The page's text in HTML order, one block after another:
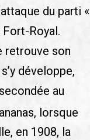
du parti «
Royal.
retrouve son
développe,
au
lorsque
en 1908, la